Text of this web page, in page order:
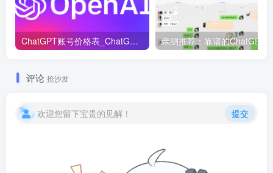
ChatGPT账号价格表_ChatGPT账号购买！
评论 抢沙发
欢迎您留下宝贵的见解！ 提交